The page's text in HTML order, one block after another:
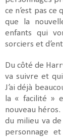
ce n’est pas
que la
enfants qui
sorciers et
Du côté de
va suivre et
J’ai déjà
la « facilité »
nouveau
du milieu va
personnage